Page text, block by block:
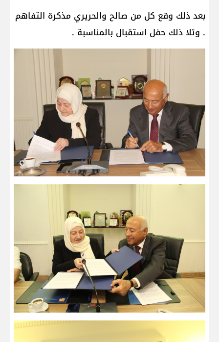
بعد ذلك وقع كل من صالح والحريري مذكرة التفاهم
. وتلا ذلك حفل استقبال بالمناسبة .